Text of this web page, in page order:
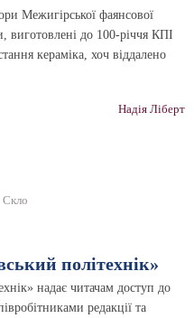
Межигірської фаянсової
виготовлені до 100-річчя КПІ
кераміка, хоч віддалено
Надія Ліберт
Скло
політехнік»
надає читачам доступ до
редакції та